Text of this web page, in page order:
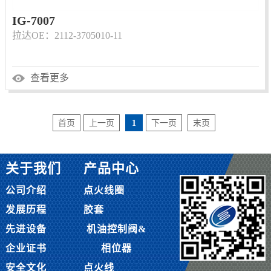
IG-7007
拉达OE：2112-3705010-11
查看更多
首页 上一页 1 下一页 末页
关于我们
公司介绍
发展历程
先进设备
企业证书
安全文化
产品中心
点火线圈
胶套
机油控制阀&
相位器
点火线